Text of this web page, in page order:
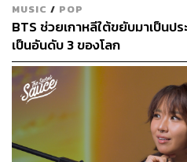
MUSIC / POP
BTS ช่วยเกาหลีใต้ขยับมาเป็น
เป็นอันดับ 3 ของโลก